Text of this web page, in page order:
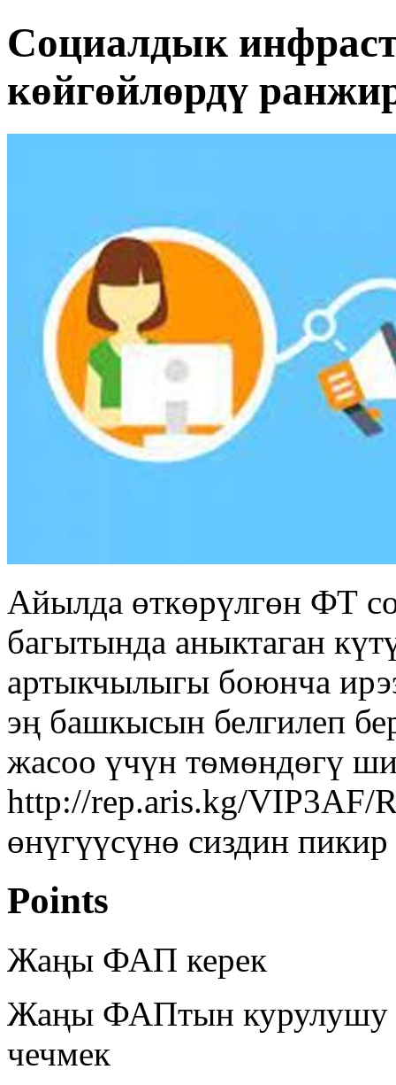
Социалдык
көйгөйлөрдү
Айылда өткөрүлгөн ФТ
багытында аныктаган
артыкчылыгы боюнча
эң башкысын белгилеп
жасоо үчүн тѳмѳндѳгү
http://rep.aris.kg/VIP3AF/
өнүгүүсүнө сиздин
Points
Жаңы ФАП керек
Жаңы ФАПтын курулушу
чечмек